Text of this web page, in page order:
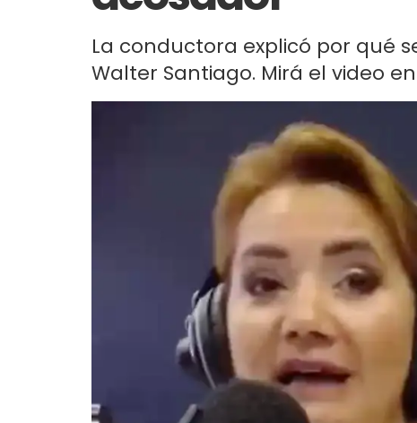
La conductora explicó por qué
Walter Santiago. Mirá el video